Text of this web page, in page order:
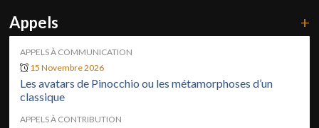
Appels +
APPELS À COMMUNICATION
15 Novembre 2026
Les avatars de Pinocchio ou les métamorphoses d’un
classique
APPELS À CONTRIBUTION